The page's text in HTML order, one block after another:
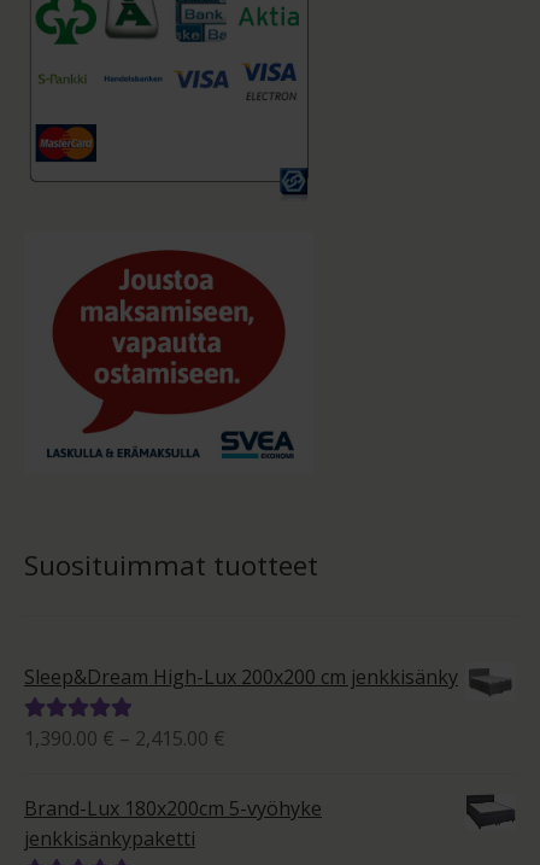
Suosituimmat tuotteet
Sleep&Dream High-Lux 200x200 cm jenkkisänky
Arvostelu
5.00
/ 5
1,390.00 € – 2,415.00 €
-
2,415.00 €
Brand-Lux 180x200cm 5-vyöhyke
jenkkisänkypaketti